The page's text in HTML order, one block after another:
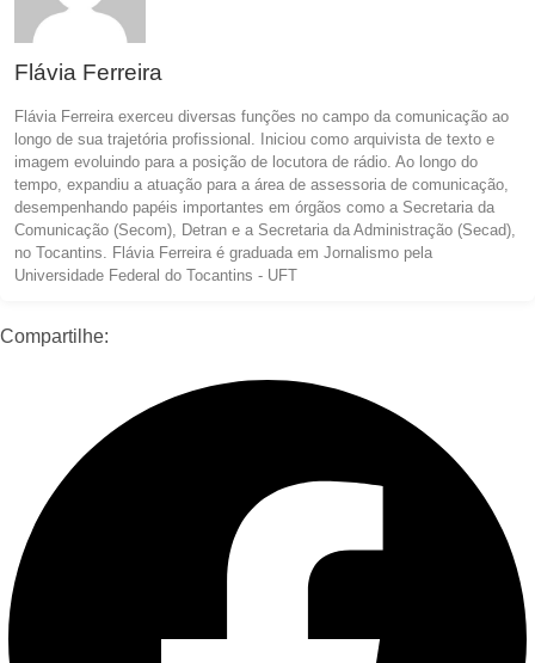
Flávia Ferreira
Flávia Ferreira exerceu diversas funções no campo da comunicação ao
longo de sua trajetória profissional. Iniciou como arquivista de texto e
imagem evoluindo para a posição de locutora de rádio. Ao longo do
tempo, expandiu a atuação para a área de assessoria de comunicação,
desempenhando papéis importantes em órgãos como a Secretaria da
Comunicação (Secom), Detran e a Secretaria da Administração (Secad),
no Tocantins. Flávia Ferreira é graduada em Jornalismo pela
Universidade Federal do Tocantins - UFT
Compartilhe: